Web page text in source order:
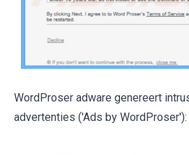
WordProser adware genereert
advertenties ('Ads by WordProser'):